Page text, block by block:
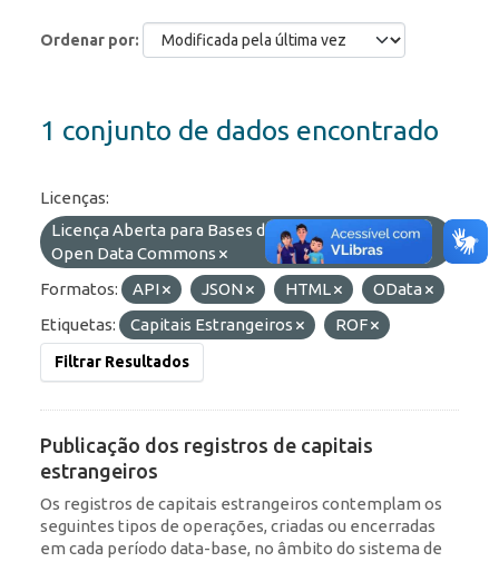
Ordenar por
1 conjunto de dados encontrado
Licenças:
Licença Aberta para Bases de Dados (ODbL) do
Open Data Commons
Formatos:
API JSON HTML
OData
Etiquetas:
Capitais Estrangeiros ROF
Filtrar Resultados
Publicação dos registros de capitais
estrangeiros
Os registros de capitais estrangeiros contemplam os
seguintes tipos de operações, criadas ou encerradas
em cada período data-base, no âmbito do sistema de